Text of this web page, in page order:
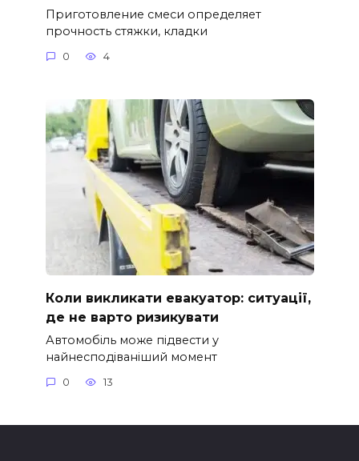
Приготовление смеси определяет
прочность стяжки, кладки
0 4
Коли викликати евакуатор: ситуації,
де не варто ризикувати
Автомобіль може підвести у
найнесподіваніший момент
0 13